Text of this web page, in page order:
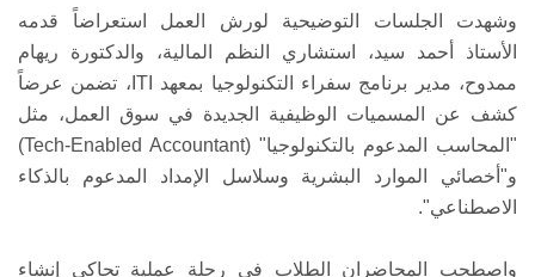
وشهدت الجلسات التوضيحية لورش العمل استعراضاً قدمه
الأستاذ أحمد سيد، استشاري النظم المالية، والدكتورة ريهام
ممدوح، مدير برنامج سفراء التكنولوجيا بمعهد ITI، تضمن عرضاً
كشف عن المسميات الوظيفية الجديدة في سوق العمل، مثل
"المحاسب المدعوم بالتكنولوجيا" (Tech-Enabled Accountant)
و"أخصائي الموارد البشرية وسلاسل الإمداد المدعوم بالذكاء
الاصطناعي".
واصطحب المحاضران الطلاب في رحلة عملية تحاكي إنشاء